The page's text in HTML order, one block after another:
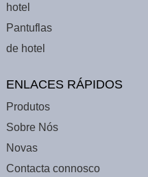
hotel
Pantuflas
de hotel
ENLACES RÁPIDOS
Produtos
Sobre Nós
Novas
Contacta connosco